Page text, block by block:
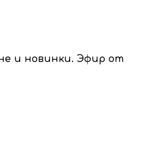
и новинки. Эфир от